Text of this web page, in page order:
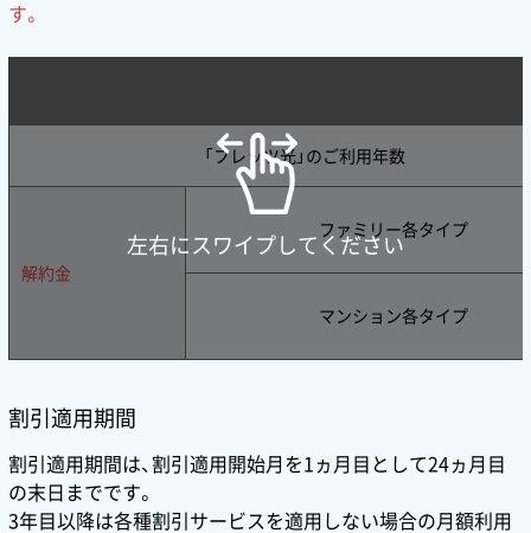
す。
「フレッツ光」のご利用年数
解約金
ファミリー各タイプ
マンション各タイプ
左右にスワイプしてください
割引適用期間
割引適用期間は、割引適用開始月を1ヵ月目として24ヵ月目
の末日までです。
3年目以降は各種割引サービスを適用しない場合の月額利用